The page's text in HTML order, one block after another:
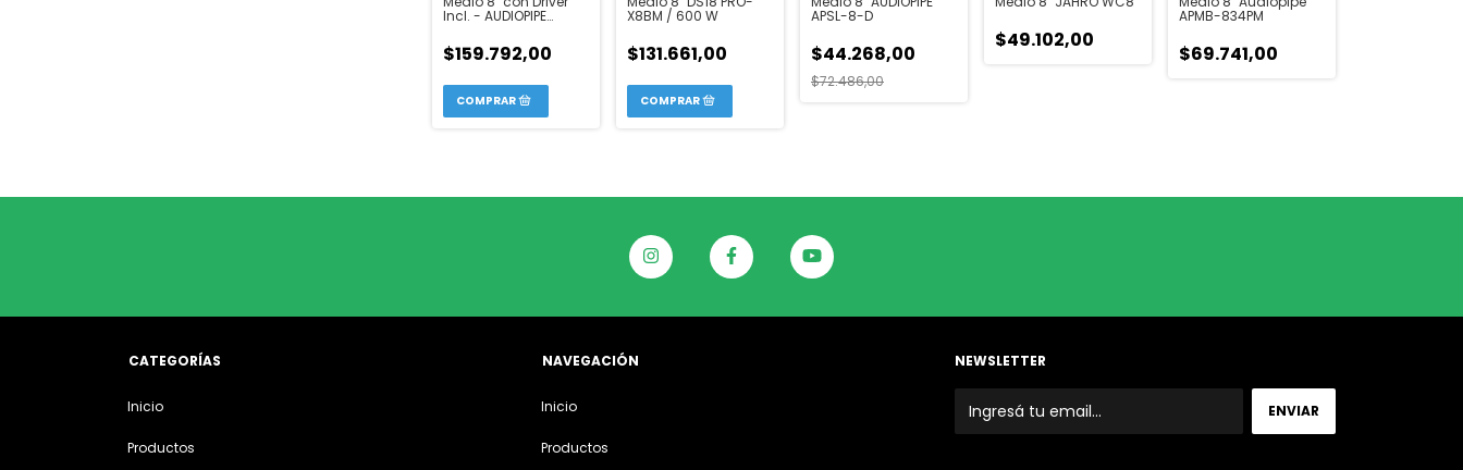
Incl. - AUDIOPIPE
$159.792,00
X8BM / 600 W
$131.661,00
APSL-8-D
$44.268,00
$72.486,00
$49.102,00
APMB-834PM
$69.741,00
CATEGORÍAS
Inicio
Productos
NAVEGACIÓN
Inicio
Productos
NEWSLETTER